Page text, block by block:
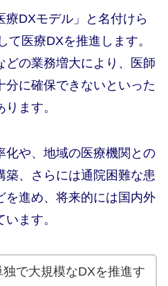
療DXモデル」と名付けら
て医療DXを推進します。
どの業務増大により、医師
分に確保できないといった
ます。
化や、地域の医療機関との
築、さらには通院困難な患
を進め、将来的には国内外
ます。
で大規模なDXを推進す